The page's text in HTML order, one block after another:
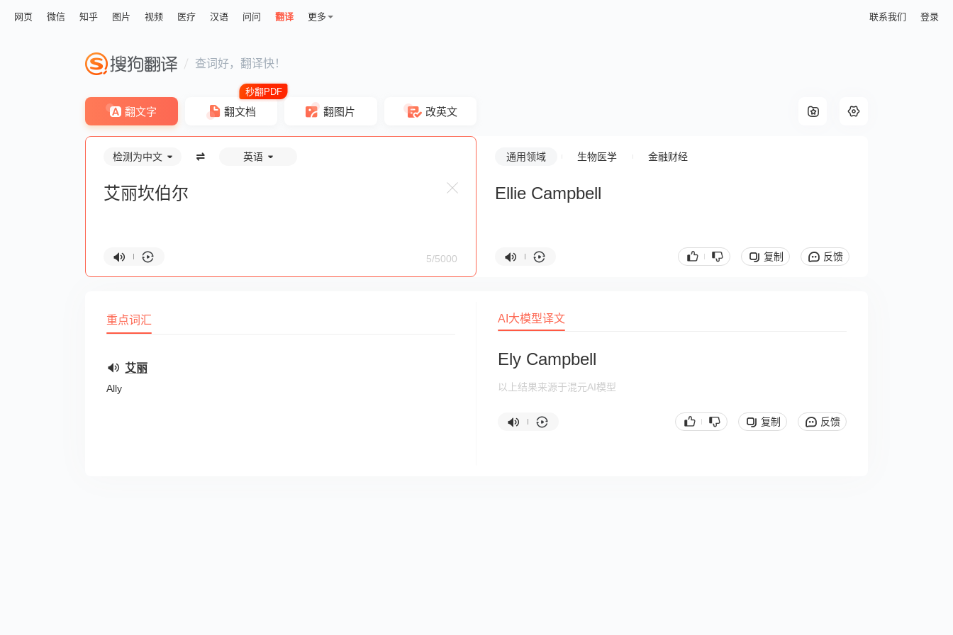
网页 微信 知乎 图片 视频 医疗 汉语 问问 翻译 更多 联系我们 登录
查词好，翻译快！
翻文字 翻文档 翻图片 改英文
检测为中文 英语
5/5000
通用领域 生物医学 金融财经
Ellie Campbell
复制 反馈
重点词汇
艾丽
Ally
AI大模型译文
Ely Campbell
以上结果来源于混元AI模型
复制 反馈